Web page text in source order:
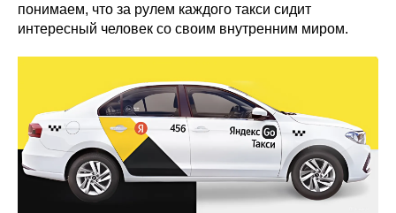
понимаем, что за рулем каждого такси сидит
интересный человек со своим внутренним миром.